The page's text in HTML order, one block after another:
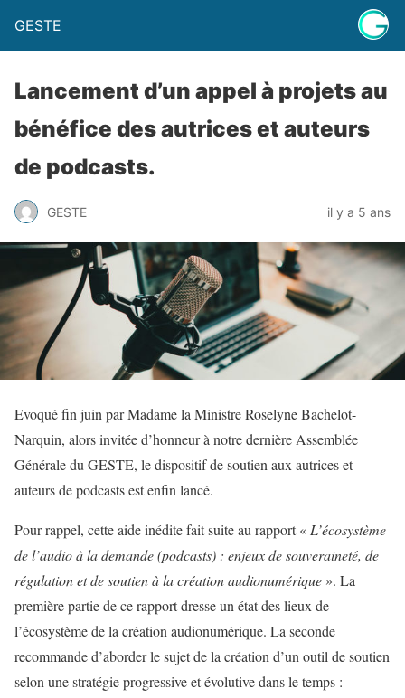
GESTE
Lancement d’un appel à projets au
bénéfice des autrices et auteurs
de podcasts.
GESTE il y a 5 ans
Evoqué fin juin par Madame la Ministre Roselyne Bachelot-
Narquin, alors invitée d’honneur à notre dernière Assemblée
Générale du GESTE, le dispositif de soutien aux autrices et
auteurs de podcasts est enfin lancé.
Pour rappel, cette aide inédite fait suite au rapport « L’écosystème
de l’audio à la demande (podcasts) : enjeux de souveraineté, de
régulation et de soutien à la création audionumérique ». La
première partie de ce rapport dresse un état des lieux de
l’écosystème de la création audionumérique. La seconde
recommande d’aborder le sujet de la création d’un outil de soutien
selon une stratégie progressive et évolutive dans le temps :